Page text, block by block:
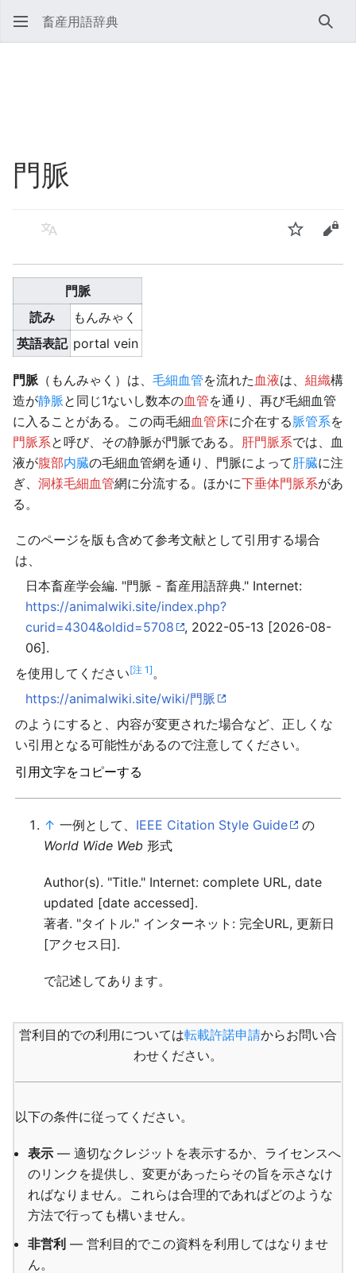
畜産用語辞典 検索
門脈
言語 ウォッチソ
門脈
読み
もんみゃく
英語表記 portal vein
門脈（もんみゃく）は、 毛細血管を流れた 血液は、 組織構
造が静脈と同じ1ないし数本の血管を通り、再び毛細血管
に入ることがある。この両毛細血管床に介在する脈管系を
門脈系と呼び、その静脈が門脈である。 肝門脈系では、血
液が腹部内臓の毛細血管網を通り、門脈によって肝臓に注
ぎ、 洞様毛細血管網に分流する。ほかに下垂体門脈系があ
る。
このページを版も含めて参考文献として引用する場合
は、
日本畜産学会編. "門脈 - 畜産用語辞典." Internet:
https://animalwiki.site/index.php?
curid=4304&oldid=5708
, 2022-05-13 [2026-08-
06].
を使用してください[注 1]。
https://animalwiki.site/wiki/門脈
のようにすると、内容が変更された場合など、正しくな
い引用となる可能性があるので注意してください。
引用文字をコピーする
↑ 一例として、 IEEE Citation Style Guide
の
World Wide Web 形式
Author(s). "Title." Internet: complete URL, date
updated [date accessed].
著者. "タイトル." インターネット: 完全URL, 更新日
[アクセス日].
で記述してあります。
営利目的での利用については転載許諾申請からお問い合
わせください。
以下の条件に従ってください。
表示 — 適切なクレジットを表示するか、ライセンスへ
のリンクを提供し、変更があったらその旨を示さなけ
ればなりません。これらは合理的であればどのような
方法で行っても構いません。
非営利 — 営利目的でこの資料を利用してはなりませ
ん。